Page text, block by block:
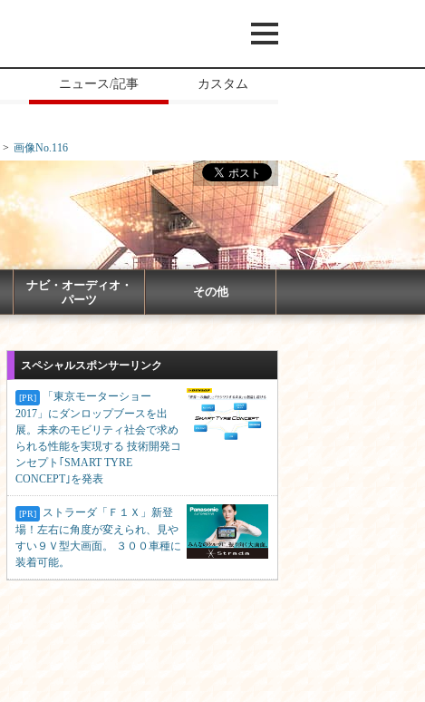
ニュース/記事 カスタム
画像No.116
ナビ・オーディオ・
パーツ
その他
スペシャルスポンサーリンク
[PR]
「東京モーターショー
2017」にダンロップブースを出
展。未来のモビリティ社会で求め
られる性能を実現する 技術開発コ
ンセプト｢SMART TYRE
CONCEPT｣を発表
[PR]
ストラーダ「Ｆ１Ｘ」新登
場！左右に角度が変えられ、見や
すい９Ｖ型大画面。 ３００車種に
装着可能。